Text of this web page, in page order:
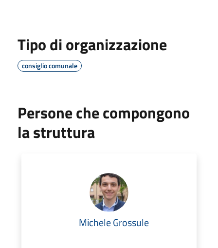
Tipo di organizzazione
consiglio comunale
Persone che compongono
la struttura
Michele Grossule